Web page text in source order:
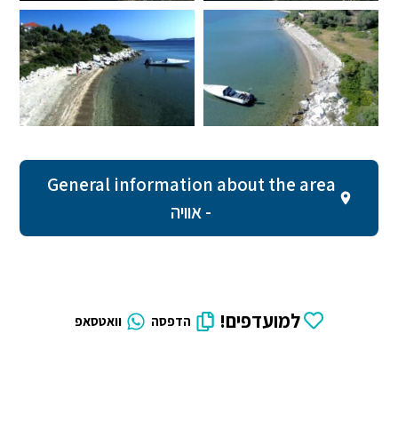
General information about the area
- אוויה
למועדפים! הדפסה וואטסאפ